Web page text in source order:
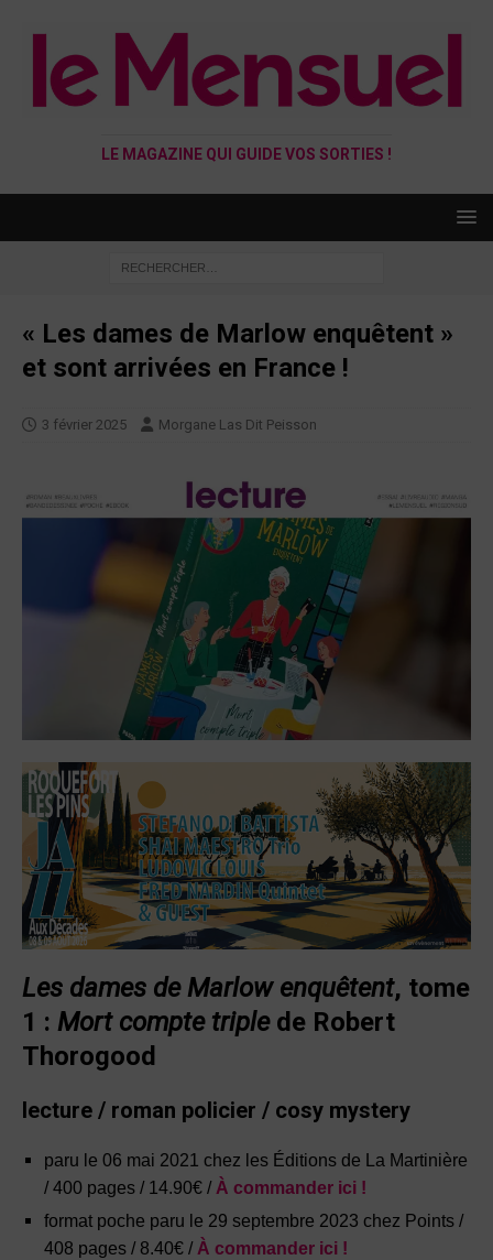
LE MAGAZINE QUI GUIDE VOS SORTIES !
« Les dames de Marlow enquêtent »
et sont arrivées en France !
3 février 2025 Morgane Las Dit Peisson
Les dames de Marlow enquêtent, tome
1 : Mort compte triplede Robert
Thorogood
lecture / roman policier / cosy mystery
paru le 06 mai 2021 chez les Éditions de La Martinière
/ 400 pages / 14.90€ / À commander ici !
format poche paru le 29 septembre 2023 chez Points /
408 pages / 8.40€ / À commander ici !